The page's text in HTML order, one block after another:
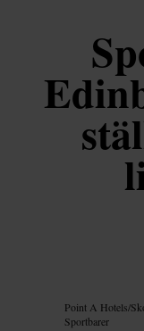
Point A Hotels/
Sportbarer